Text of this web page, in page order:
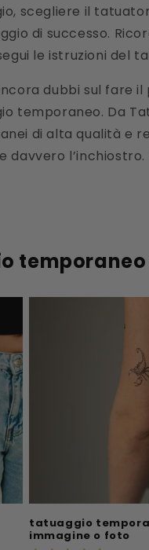
scegliere il
di successo.
le istruzioni del
dubbi sul fare
temporaneo. Da
di alta qualità e
davvero
tatuaggio
immagine o foto